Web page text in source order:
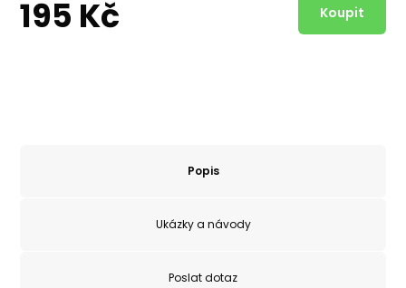
195 Kč
Popis
Ukázky a návody
Poslat dotaz